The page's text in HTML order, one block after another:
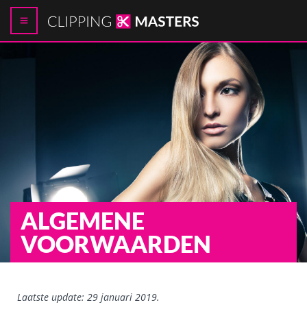
ALGEMENE
VOORWAARDEN
Laatste update: 29 januari 2019.